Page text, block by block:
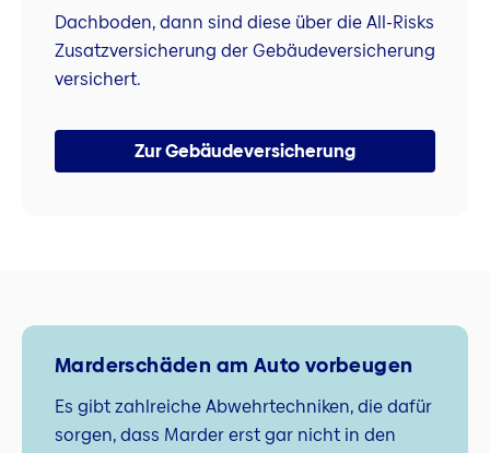
Dachboden, dann sind diese über die All-Risks
Zusatzversicherung der Gebäudeversicherung
versichert.
Zur Gebäudeversicherung
Marderschäden am Auto vorbeugen
Es gibt zahlreiche Abwehrtechniken, die dafür
sorgen, dass Marder erst gar nicht in den